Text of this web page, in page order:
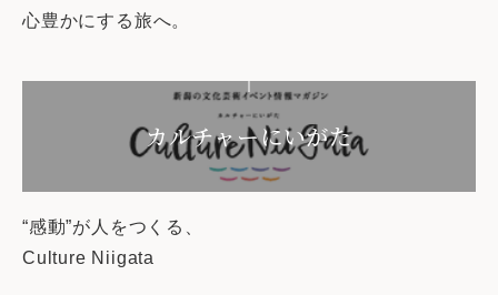
心豊かにする旅へ。
カルチャーにいがた
“感動”が人をつくる、
Culture Niigata